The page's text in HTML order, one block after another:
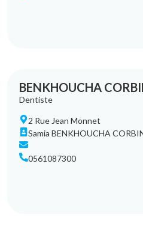
BENKHOUCHA
Dentiste
2 Rue Jean Monnet
Samia BENKHOUCHA
0561087300